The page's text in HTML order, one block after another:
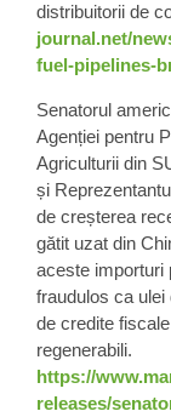
distribuitorii de
journal.net/
fuel-pipelines-
Senatorul
Agenției pentru
Agriculturii din
și
de creșterea
gătit uzat din
aceste importuri
fraudulos ca
de credite
regenerabili.
https://
releases/